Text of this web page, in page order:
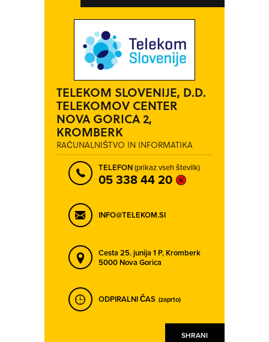
SHRANI
TELEKOM SLOVENIJE, D.D.
TELEKOMOV CENTER
NOVA GORICA 2,
KROMBERK
RAČUNALNIŠTVO IN INFORMATIKA
TELEFON(prikaz vseh številk)
05 338 44 20
INFO@TELEKOM.SI
Cesta 25. junija 1 P, Kromberk
5000 Nova Gorica
ODPIRALNI ČAS (zaprto)